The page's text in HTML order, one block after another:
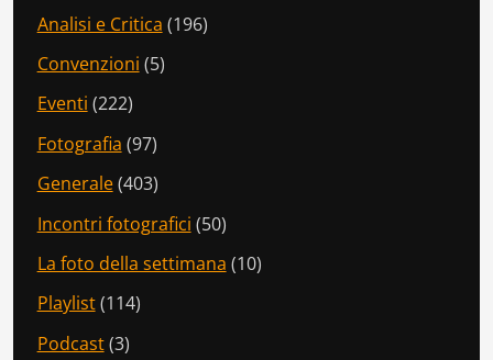
Analisi e Critica (196)
Convenzioni (5)
Eventi (222)
Fotografia (97)
Generale(403)
Incontri fotografici (50)
La foto della settimana (10)
Playlist(114)
Podcast(3)